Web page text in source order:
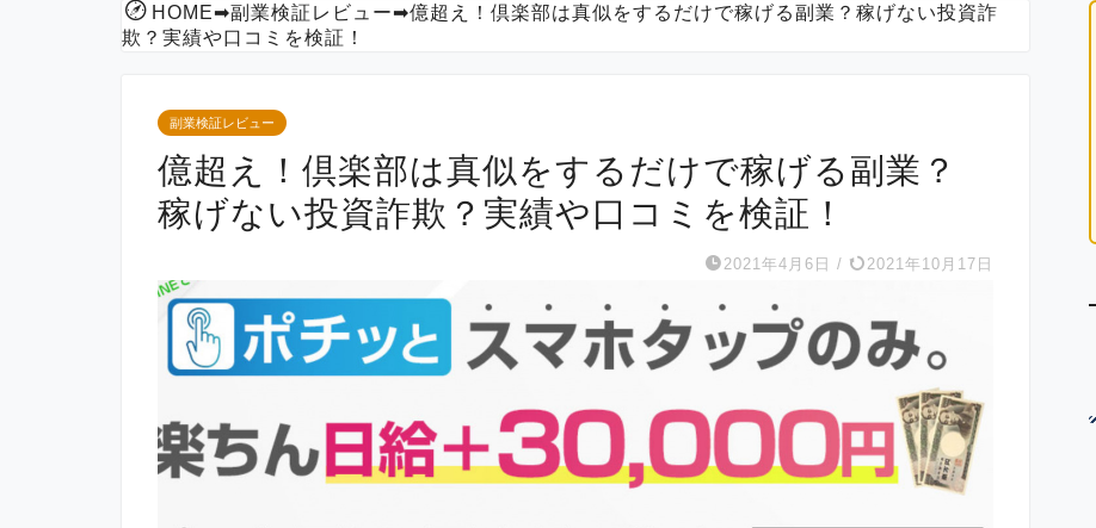
HOME➡副業検証レビュー➡億超え！倶楽部は真似をするだけで稼げる副業？稼げない投資詐
欺？実績や口コミを検証！
副業検証レビュー
億超え！倶楽部は真似をするだけで稼げる副業？
稼げない投資詐欺？実績や口コミを検証！
2021年4月6日 / 2021年10月17日